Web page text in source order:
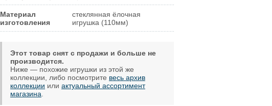
Материал
изготовления
стеклянная ёлочная
игрушка (110мм)
Этот товар снят с продажи и больше не
производится.
Ниже — похожие игрушки из этой же
коллекции, либо посмотрите весь архив
коллекции или актуальный ассортимент
магазина